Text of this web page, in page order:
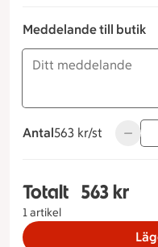
Meddelande till butik
Antal
563 kronor styck
563 kr/st
Totalt
1 artikel
Totalt 1
563 kr